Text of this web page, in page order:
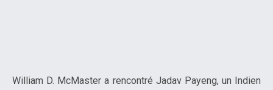
William D. McMaster a rencontré Jadav Payeng, un Indien